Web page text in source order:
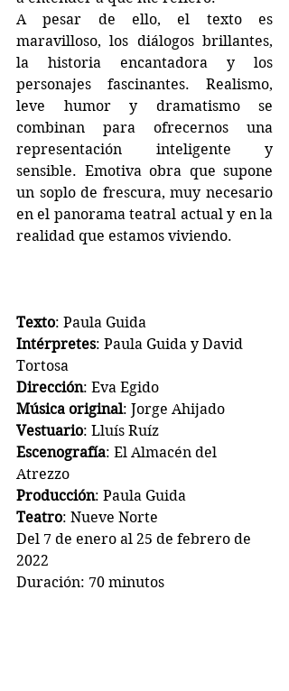
A pesar de ello, el texto es
maravilloso, los diálogos brillantes,
la historia encantadora y los
personajes fascinantes. Realismo,
leve humor y dramatismo se
combinan para ofrecernos una
representación inteligente y
sensible. Emotiva obra que supone
un soplo de frescura, muy necesario
en el panorama teatral actual y en la
realidad que estamos viviendo.
Texto: Paula Guida
Intérpretes: Paula Guida y David
Tortosa
Dirección: Eva Egido
Música original: Jorge Ahijado
Vestuario: Lluís Ruíz
Escenografía: El Almacén del
Atrezzo
Producción: Paula Guida
Teatro: Nueve Norte
Del 7 de enero al 25 de febrero de
2022
Duración: 70 minutos